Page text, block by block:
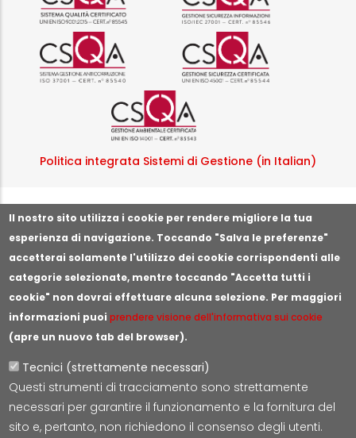
Il nostro sito utilizza i cookie per rendere migliore la tua
esperienza di navigazione. Toccando "Salva le preferenze"
accetterai solamente l'utilizzo dei cookie corrispondenti alle
categorie selezionate, mentre toccando "Accetta tutti i
cookie" non dovrai effettuare alcuna selezione. Per maggiori
informazioni puoiprendere visione dell'informativa sui cookie
(apre un nuovo tab del browser).
Tecnici (strettamente necessari)
Questi strumenti di tracciamento sono strettamente
necessari per garantire il funzionamento e la fornitura del
sito e, pertanto, non richiedono il consenso degli utenti.
Logo certificazione ISO 37001
Logo
Logo certificazione ISO
Politica integrata Sistemi di Gestione (in Italian)
Segnala illeciti o irregolarità
Lepida S.c.p.A.
Via della Liberazione 15, 40128 Bologna